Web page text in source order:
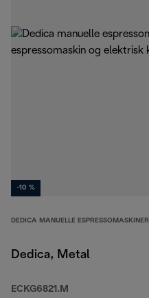
-10 %
DEDICA MANUELLE ESPRESSOMASKINER
Dedica, Metal
ECKG6821.M